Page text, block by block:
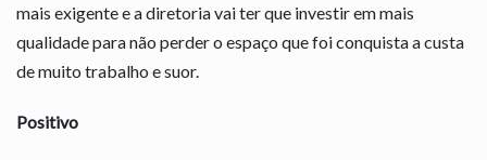
mais exigente e a diretoria vai ter que investir em mais
qualidade para não perder o espaço que foi conquista a custa
de muito trabalho e suor.
Positivo